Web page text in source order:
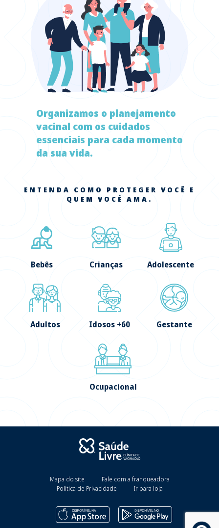
Organizamos o planejamento
vacinal com os cuidados
essenciais para cada momento
da sua vida.
ENTENDA COMO PROTEGER VOCÊ E
QUEM VOCÊ AMA.
Bebês Crianças Adolescente
Adultos Idosos +60 Gestante
Ocupacional
Mapa do site
Fale com a franqueadora
Política de Privacidade
Ir para loja